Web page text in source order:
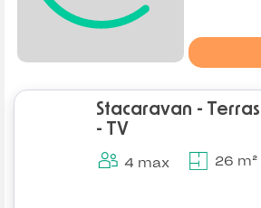
Stacaravan -
- TV
4 max 26 m²